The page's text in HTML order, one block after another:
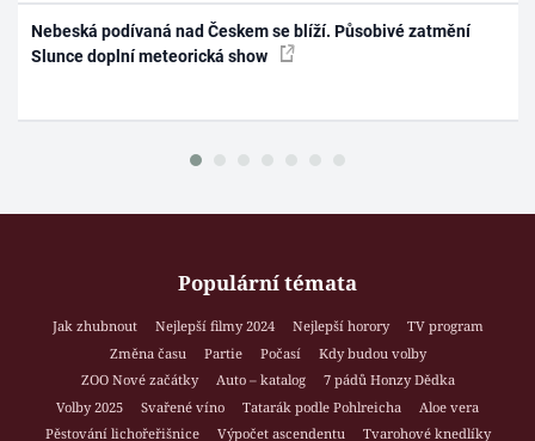
Nebeská podívaná nad Českem se blíží. Působivé zatmění
Slunce doplní meteorická show
Populární témata
Jak zhubnout Nejlepší filmy 2024 Nejlepší horory
TV program
Změna času
Partie Počasí
Kdy budou volby
ZOO Nové začátky
Auto – katalog
7 pádů Honzy Dědka
Volby 2025
Svařené víno Tatarák podle Pohlreicha
Aloe vera
Pěstování lichořeřišnice
Výpočet ascendentu
Tvarohové knedlíky